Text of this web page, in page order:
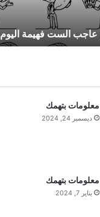
الست فهيمة اليوم
معلومات بتهمك
ديسمبر 24, 2024
معلومات بتهمك
يناير 7, 2024